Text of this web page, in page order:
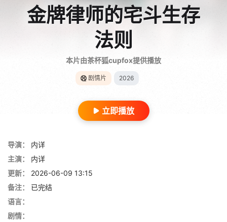
金牌律师的宅斗生存
法则
本片由茶杯狐cupfox提供播放
剧情片 2026
立即播放
导演：
内详
主演：
内详
更新：
2026-06-09 13:15
备注：
已完结
语言：
剧情：